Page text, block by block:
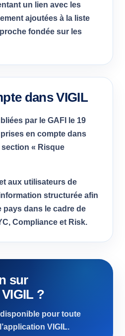
un lien avec les
ajoutées à la liste
fondée sur les
dans VIGIL
par le GAFI le 19
en compte dans
section « Risque
aux utilisateurs de
structurée afin
pays dans le cadre de
Compliance et Risk.
sur
?
pour toute
VIGIL.